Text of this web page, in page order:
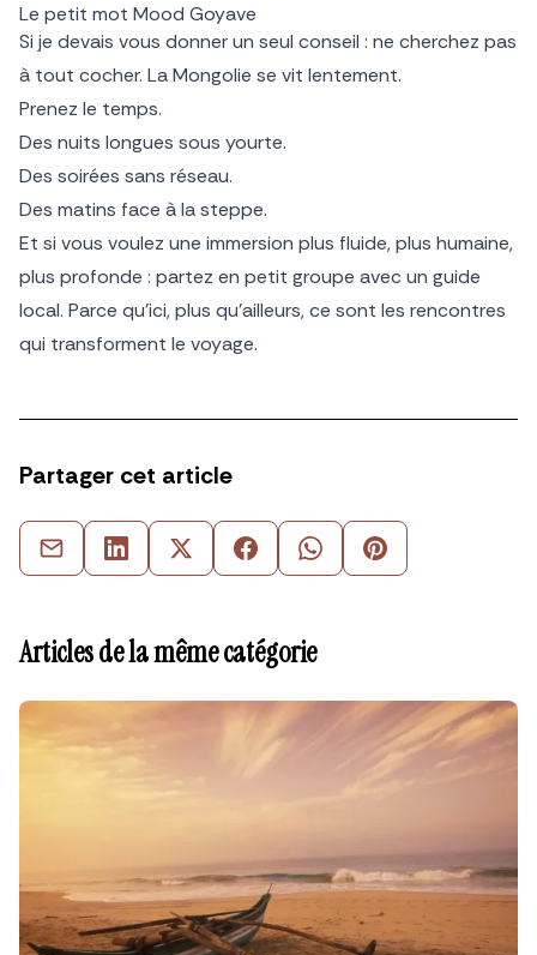
Le petit mot Mood Goyave
Si je devais vous donner un seul conseil : ne cherchez pas
à tout cocher. La Mongolie se vit lentement.
Prenez le temps.
Des nuits longues sous yourte.
Des soirées sans réseau.
Des matins face à la steppe.
Et si vous voulez une immersion plus fluide, plus humaine,
plus profonde : partez en petit groupe avec un guide
local. Parce qu’ici, plus qu’ailleurs, ce sont les rencontres
qui transforment le voyage.
Partager cet article
Articles de la même catégorie